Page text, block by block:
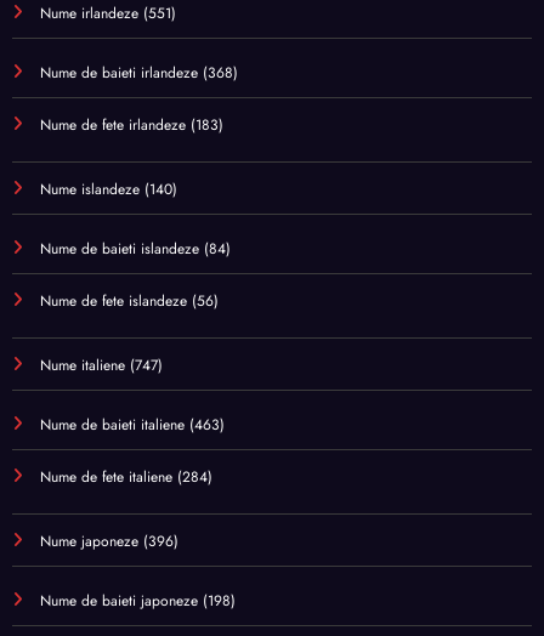
Nume irlandeze (551)
Nume de baieti irlandeze (368)
Nume de fete irlandeze (183)
Nume islandeze (140)
Nume de baieti islandeze (84)
Nume de fete islandeze (56)
Nume italiene (747)
Nume de baieti italiene (463)
Nume de fete italiene (284)
Nume japoneze (396)
Nume de baieti japoneze (198)